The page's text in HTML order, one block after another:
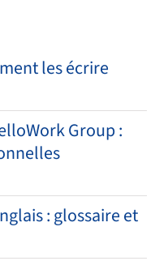
les écrire
Group :
: glossaire et